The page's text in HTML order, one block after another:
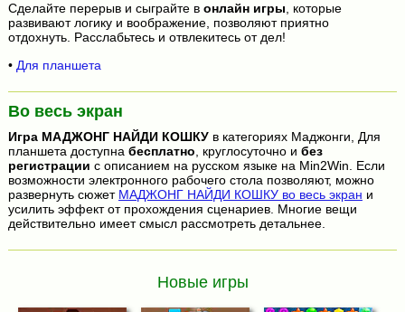
Сделайте перерыв и сыграйте в онлайн игры, которые
развивают логику и воображение, позволяют приятно
отдохнуть. Расслабьтесь и отвлекитесь от дел!
• Для планшета
Во весь экран
Игра МАДЖОНГ НАЙДИ КОШКУв категориях Маджонги, Для
планшета доступна бесплатно , круглосуточно и без
регистрации с описанием на русском языке на Min2Win. Если
возможности электронного рабочего стола позволяют, можно
развернуть сюжет МАДЖОНГ НАЙДИ КОШКУ во весь экран и
усилить эффект от прохождения сценариев. Многие вещи
действительно имеет смысл рассмотреть детальнее.
Новые игры